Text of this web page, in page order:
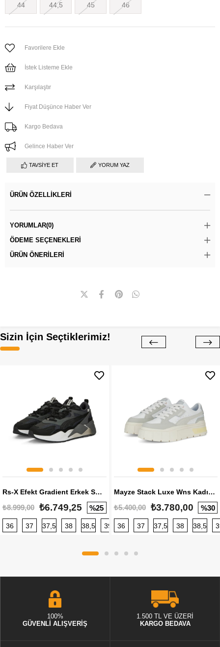
44 44,5 45 46
Favorilere Ekle
İstek Listeme Ekle
Karşılaştır
Fiyat Düşünce Haber Ver
Kargo Bedava
Gelince Haber Ver
TAVSIYE ET YORUM YAZ
ÜRÜN ÖZELLIKLERI
YORUMLAR(0)
ÖDEME SEÇENEKLERI
ÜRÜN ÖNERILERI
Sizin İçin Seçtiklerimiz!
Rs-X Efekt Gradient Erkek Sneaker
₺8.999,00 ₺6.749,25 %25
36 37 37,5 38 38,5 39 40 40,5 41 42 42,5
Mayze Stack Luxe Wns Kadın Sneaker
₺5.400,00 ₺3.780,00 %30
36 37 37,5 38 38,5
100%
GÜVENLİ ALIŞVERİŞ
1.500 TL VE ÜZERİ
KARGO BEDAVA